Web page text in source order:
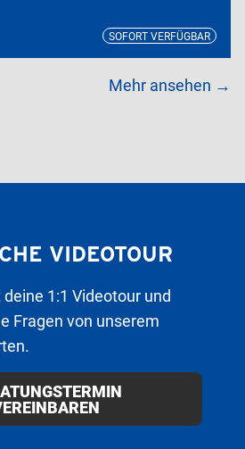
SOFORT VERFÜGBAR
Mehr ansehen →
VIDEOTOUR
1:1 Videotour und
Fragen von unserem